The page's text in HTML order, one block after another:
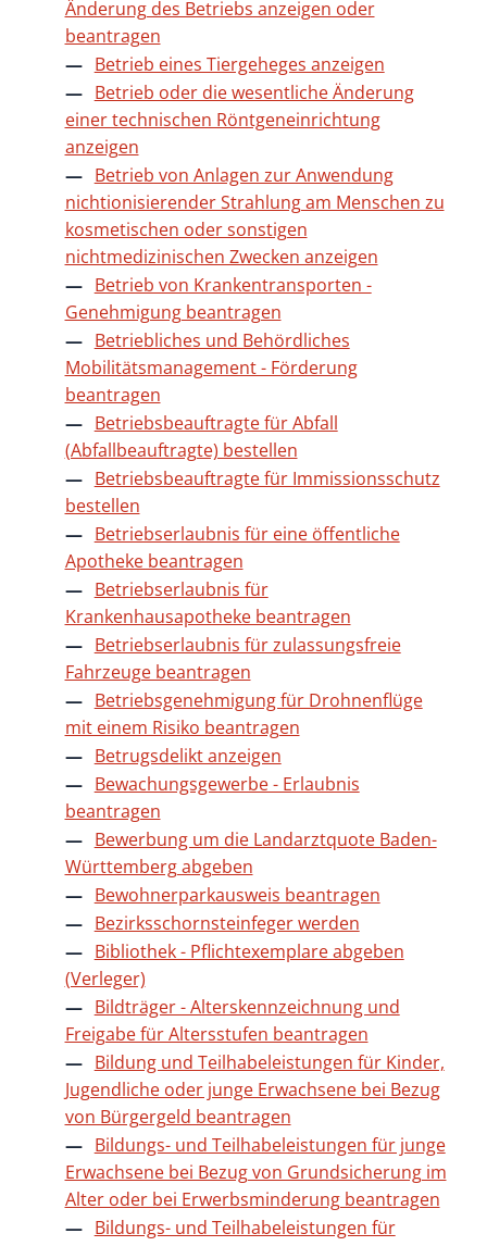
Änderung des Betriebs anzeigen oder
beantragen
Betrieb eines Tiergeheges anzeigen
Betrieb oder die wesentliche Änderung
einer technischen Röntgeneinrichtung
anzeigen
Betrieb von Anlagen zur Anwendung
nichtionisierender Strahlung am Menschen zu
kosmetischen oder sonstigen
nichtmedizinischen Zwecken anzeigen
Betrieb von Krankentransporten -
Genehmigung beantragen
Betriebliches und Behördliches
Mobilitätsmanagement - Förderung
beantragen
Betriebsbeauftragte für Abfall
(Abfallbeauftragte) bestellen
Betriebsbeauftragte für Immissionsschutz
bestellen
Betriebserlaubnis für eine öffentliche
Apotheke beantragen
Betriebserlaubnis für
Krankenhausapotheke beantragen
Betriebserlaubnis für zulassungsfreie
Fahrzeuge beantragen
Betriebsgenehmigung für Drohnenflüge
mit einem Risiko beantragen
Betrugsdelikt anzeigen
Bewachungsgewerbe - Erlaubnis
beantragen
Bewerbung um die Landarztquote Baden-
Württemberg abgeben
Bewohnerparkausweis beantragen
Bezirksschornsteinfeger werden
Bibliothek - Pflichtexemplare abgeben
(Verleger)
Bildträger - Alterskennzeichnung und
Freigabe für Altersstufen beantragen
Bildung und Teilhabeleistungen für Kinder,
Jugendliche oder junge Erwachsene bei Bezug
von Bürgergeld beantragen
Bildungs- und Teilhabeleistungen für junge
Erwachsene bei Bezug von Grundsicherung im
Alter oder bei Erwerbsminderung beantragen
Bildungs- und Teilhabeleistungen für